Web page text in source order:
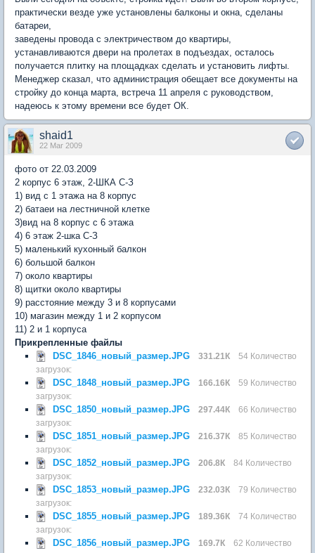
практически везде уже установлены балконы и окна, сделаны
батареи,
заведены провода с электричеством до квартиры,
устанавливаются двери на пролетах в подъездах, осталось
получается плитку на площадках сделать и установить лифты.
Менеджер сказал, что администрация обещает все документы на
стройку до конца марта, встреча 11 апреля с руководством,
надеюсь к этому времени все будет ОК.
shaid1
22 Mar 2009
фото от 22.03.2009
2 корпус 6 этаж, 2-ШКА С-З
1) вид с 1 этажа на 8 корпус
2) батаеи на лестничной клетке
3)вид на 8 корпус с 6 этажа
4) 6 этаж 2-шка С-З
5) маленький кухонный балкон
6) большой балкон
7) около квартиры
8) щитки около квартиры
9) расстояние между 3 и 8 корпусами
10) магазин между 1 и 2 корпусом
11) 2 и 1 корпуса
Прикрепленные файлы
DSC_1846_новый_размер.JPG
331.21К
54 Количество
загрузок:
DSC_1848_новый_размер.JPG 166.16К
59 Количество
загрузок:
DSC_1850_новый_размер.JPG 297.44К
66 Количество
загрузок:
DSC_1851_новый_размер.JPG 216.37К
85 Количество
загрузок:
DSC_1852_новый_размер.JPG 206.8К
84 Количество
загрузок:
DSC_1853_новый_размер.JPG 232.03К
79 Количество
загрузок:
DSC_1855_новый_размер.JPG 189.36К
74 Количество
загрузок:
DSC_1856_новый_размер.JPG 169.7К
62 Количество